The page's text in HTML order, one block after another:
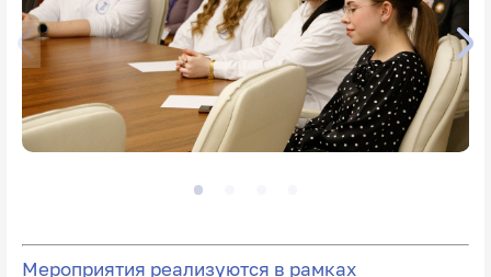
Мероприятия реализуются в рамках